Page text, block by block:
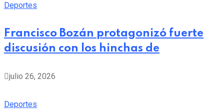
Deportes
Francisco Bozán protagonizó fuerte
discusión con los hinchas de
julio 26, 2026
Deportes